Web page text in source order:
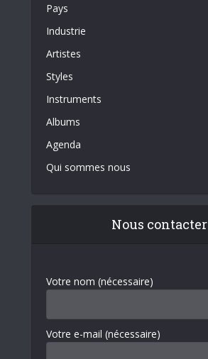
Pays
Industrie
Artistes
Styles
Instruments
Albums
Agenda
Qui sommes nous
Nous contacter
Votre nom (nécessaire)
Votre e-mail (nécessaire)